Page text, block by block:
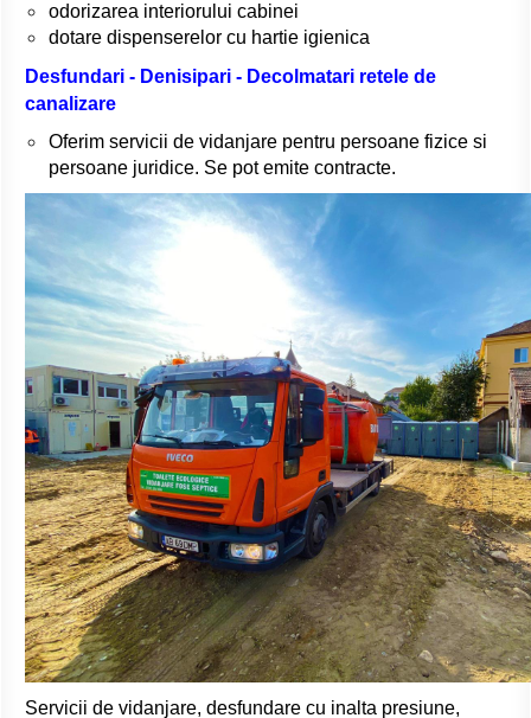
odorizarea interiorului cabinei
dotare dispenserelor cu hartie igienica
Desfundari - Denisipari - Decolmatari retele de
canalizare
Oferim servicii de vidanjare pentru persoane fizice si
persoane juridice. Se pot emite contracte.
Servicii de vidanjare, desfundare cu inalta presiune,